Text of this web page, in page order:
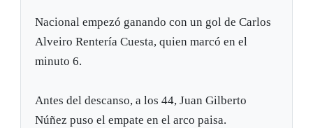
Nacional empezó ganando con un gol de Carlos
Alveiro Rentería Cuesta, quien marcó en el
minuto 6.
Antes del descanso, a los 44, Juan Gilberto
Núñez puso el empate en el arco paisa.